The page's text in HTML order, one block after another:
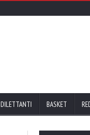
DILETTANTI BASKET